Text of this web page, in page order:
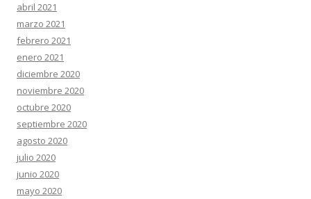
abril 2021
marzo 2021
febrero 2021
enero 2021
diciembre 2020
noviembre 2020
octubre 2020
septiembre 2020
agosto 2020
julio 2020
junio 2020
mayo 2020